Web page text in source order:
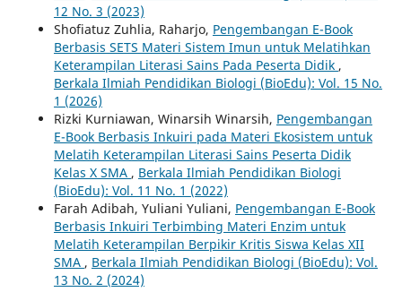
12 No. 3 (2023)
Shofiatuz Zuhlia, Raharjo, Pengembangan E-Book
Berbasis SETS Materi Sistem Imun untuk Melatihkan
Keterampilan Literasi Sains Pada Peserta Didik ,
Berkala Ilmiah Pendidikan Biologi (BioEdu): Vol. 15 No.
1 (2026)
Rizki Kurniawan, Winarsih Winarsih, Pengembangan
E-Book Berbasis Inkuiri pada Materi Ekosistem untuk
Melatih Keterampilan Literasi Sains Peserta Didik
Kelas X SMA , Berkala Ilmiah Pendidikan Biologi
(BioEdu): Vol. 11 No. 1 (2022)
Farah Adibah, Yuliani Yuliani, Pengembangan E-Book
Berbasis Inkuiri Terbimbing Materi Enzim untuk
Melatih Keterampilan Berpikir Kritis Siswa Kelas XII
SMA , Berkala Ilmiah Pendidikan Biologi (BioEdu): Vol.
13 No. 2 (2024)